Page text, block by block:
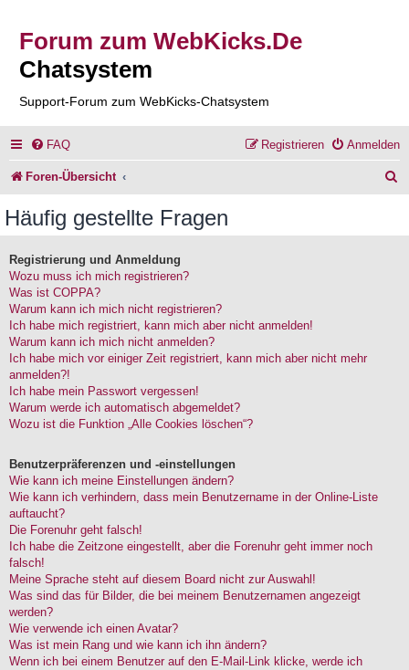
Forum zum WebKicks.De
Chatsystem
Support-Forum zum WebKicks-Chatsystem
FAQ Anmelden
Registrieren
Foren-Übersicht
Häufig gestellte Fragen
Registrierung und Anmeldung
Wozu muss ich mich registrieren?
Was ist COPPA?
Warum kann ich mich nicht registrieren?
Ich habe mich registriert, kann mich aber nicht anmelden!
Warum kann ich mich nicht anmelden?
Ich habe mich vor einiger Zeit registriert, kann mich aber nicht mehr
anmelden?!
Ich habe mein Passwort vergessen!
Warum werde ich automatisch abgemeldet?
Wozu ist die Funktion „Alle Cookies löschen“?
Benutzerpräferenzen und -einstellungen
Wie kann ich meine Einstellungen ändern?
Wie kann ich verhindern, dass mein Benutzername in der Online-Liste
auftaucht?
Die Forenuhr geht falsch!
Ich habe die Zeitzone eingestellt, aber die Forenuhr geht immer noch
falsch!
Meine Sprache steht auf diesem Board nicht zur Auswahl!
Was sind das für Bilder, die bei meinem Benutzernamen angezeigt
werden?
Wie verwende ich einen Avatar?
Was ist mein Rang und wie kann ich ihn ändern?
Wenn ich bei einem Benutzer auf den E-Mail-Link klicke, werde ich